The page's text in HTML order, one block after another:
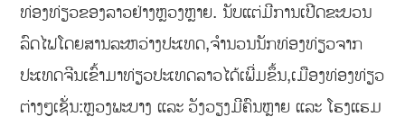
ທ່ອງທ່ຽວຂອງລາວຢ່າງຫຼວງຫຼາຍ. ນັບແຕ່ມີການເປີດຂະບວນ
ລົດໄຟໂດຍສານລະຫວ່າງປະເທດ,ຈໍານວນນັກທ່ອງທ່ຽວຈາກ
ປະເທດຈີນເຂົ້າມາທ່ຽວປະເທດລາວໄດ້ເພີ່ມຂຶ້ນ,ເມືອງທ່ອງທ່ຽວ
ຕ່າງໆເຊັ່ນ:ຫຼວງພະບາງ ແລະ ວັງວຽງມີຄົນຫຼາຍ ແລະ ໂຮງແຮມ